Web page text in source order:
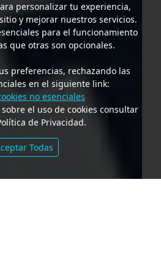
personalizar tu experiencia,
y mejorar nuestros servicios.
para el funcionamiento
que otras son opcionales.
preferencias, rechazando las
en el siguiente link:
no esenciales
el uso de cookies consultar
de Privacidad.
Todas